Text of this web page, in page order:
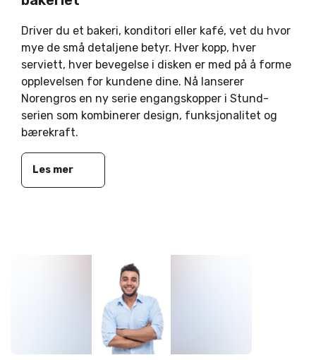
Driver du et bakeri, konditori eller kafé, vet du hvor
mye de små detaljene betyr. Hver kopp, hver
serviett, hver bevegelse i disken er med på å forme
opplevelsen for kundene dine. Nå lanserer
Norengros en ny serie engangskopper i Stund-
serien som kombinerer design, funksjonalitet og
bærekraft.
Les mer